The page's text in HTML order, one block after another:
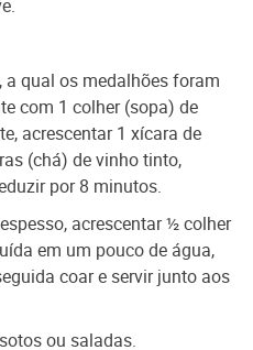
qual os medalhões foram
com 1 colher (sopa) de
acrescentar 1 xícara de
(chá) de vinho tinto,
por 8 minutos.
acrescentar ½ colher
em um pouco de água,
coar e servir junto aos
ou saladas.